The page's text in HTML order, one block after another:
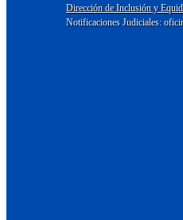
Dirección de Inclusión y
Notificaciones Judiciales: